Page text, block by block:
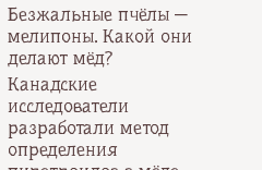
Безжальные пчёлы —
мелипоны. Какой они
делают мёд?
Канадские
исследователи
разработали метод
определения